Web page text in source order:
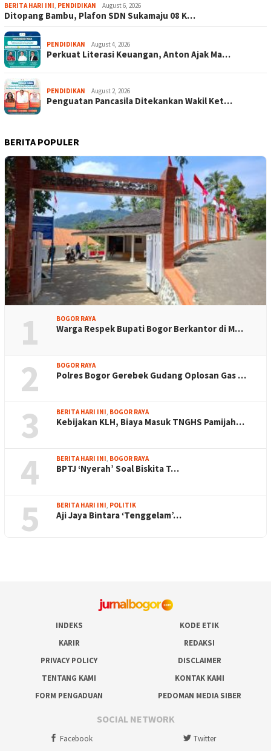
BERITA HARI INI, PENDIDIKAN August 6, 2026
Ditopang Bambu, Plafon SDN Sukamaju 08 K…
PENDIDIKAN August 4, 2026
Perkuat Literasi Keuangan, Anton Ajak Ma…
PENDIDIKAN August 2, 2026
Penguatan Pancasila Ditekankan Wakil Ket…
BERITA POPULER
1 BOGOR RAYA
Warga Respek Bupati Bogor Berkantor di M…
2 BOGOR RAYA
Polres Bogor Gerebek Gudang Oplosan Gas …
3 BERITA HARI INI BOGOR RAYA
Kebijakan KLH, Biaya Masuk TNGHS Pamijah…
4 BERITA HARI INI BOGOR RAYA
BPTJ ‘Nyerah’ Soal Biskita T…
5 BERITA HARI INI POLITIK
Aji Jaya Bintara ‘Tenggelam’…
INDEKS
KODE ETIK
KARIR
REDAKSI
PRIVACY POLICY
DISCLAIMER
TENTANG KAMI
KONTAK KAMI
FORM PENGADUAN
PEDOMAN MEDIA SIBER
SOCIAL NETWORK
Facebook Twitter